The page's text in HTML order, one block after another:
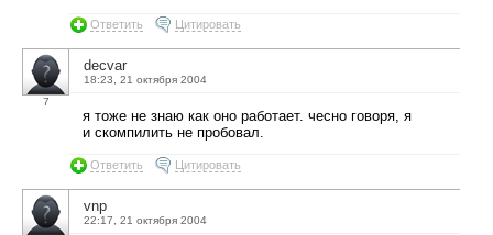
Ответить Цитировать
7
decvar
18:23, 21 октября 2004
я тоже не знаю как оно работает. чесно говоря, я
и скомпилить не пробовал.
Ответить Цитировать
vnp
22:17, 21 октября 2004